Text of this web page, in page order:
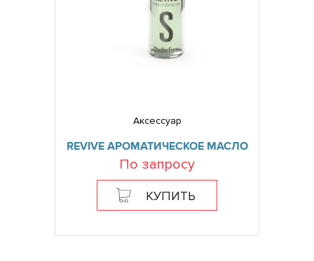
Аксессуар
REVIVE АРОМАТИЧЕСКОЕ МАСЛО
По запросу
КУПИТЬ